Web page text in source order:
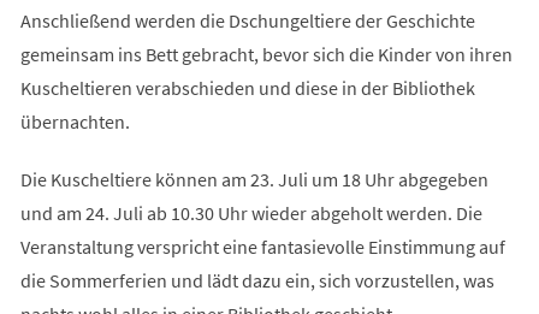
Anschließend werden die Dschungeltiere der Geschichte
gemeinsam ins Bett gebracht, bevor sich die Kinder von ihren
Kuscheltieren verabschieden und diese in der Bibliothek
übernachten.
Die Kuscheltiere können am 23. Juli um 18 Uhr abgegeben
und am 24. Juli ab 10.30 Uhr wieder abgeholt werden. Die
Veranstaltung verspricht eine fantasievolle Einstimmung auf
die Sommerferien und lädt dazu ein, sich vorzustellen, was